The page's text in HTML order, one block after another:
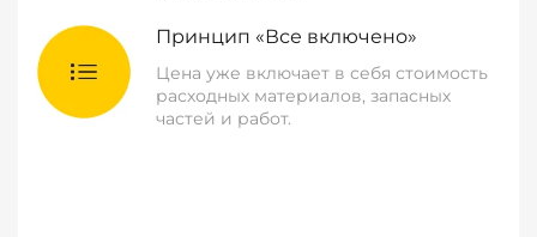
Принцип «Все включено»
Цена уже включает в себя стоимость
расходных материалов, запасных
частей и работ.